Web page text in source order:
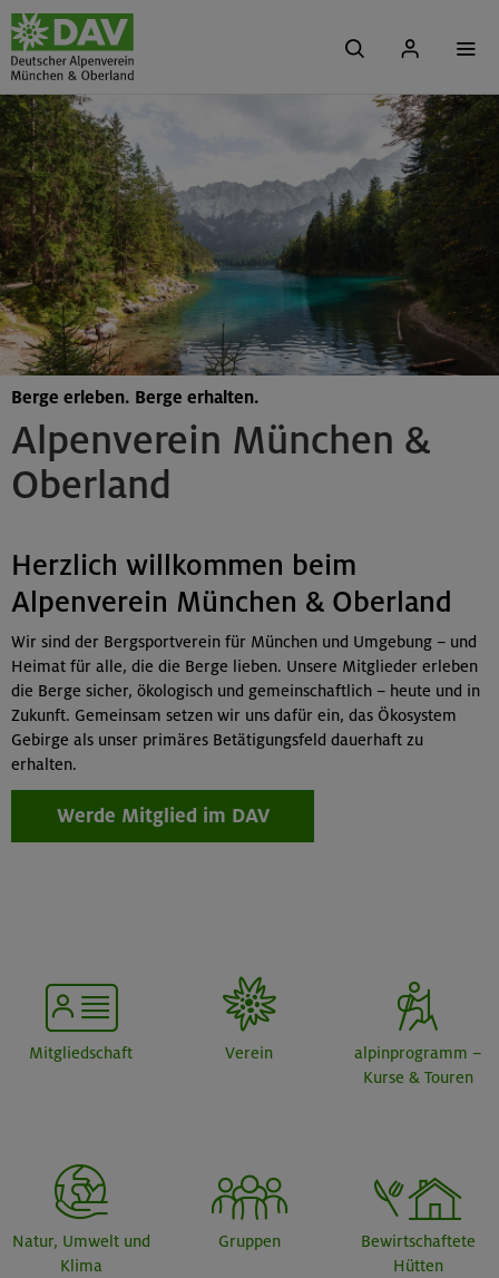
Alpenverein München &
Oberland
Berge erleben. Berge erhalten.
Herzlich willkommen beim
Alpenverein München & Oberland
Wir sind der Bergsportverein für München und Umgebung – und
Heimat für alle, die die Berge lieben. Unsere Mitglieder erleben
die Berge sicher, ökologisch und gemeinschaftlich – heute und in
Zukunft. Gemeinsam setzen wir uns dafür ein, das Ökosystem
Gebirge als unser primäres Betätigungsfeld dauerhaft zu
erhalten.
Werde Mitglied im DAV
Mitgliedschaft Verein
alpinprogramm –
Kurse & Touren
Natur, Umwelt und
Klima
Gruppen
Bewirtschaftete
Hütten